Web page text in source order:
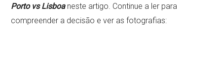
Porto vs Lisboaneste artigo. Continue a ler para
compreender a decisão e ver as fotografias: